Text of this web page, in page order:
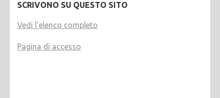
SCRIVONO SU QUESTO SITO
Vedi l'elenco completo
Pagina di accesso